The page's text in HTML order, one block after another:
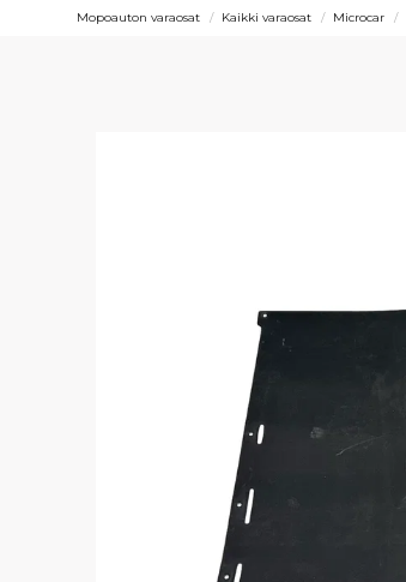
Mopoauton varaosat Kaikki varaosat Microcar